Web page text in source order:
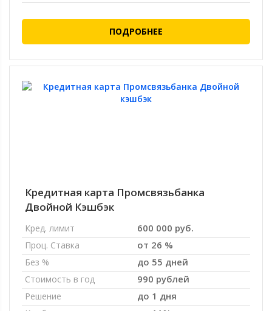
ПОДРОБНЕЕ
Кредитная карта Промсвязьбанка
Двойной Кэшбэк
Кред. лимит 600 000 руб.
Проц. Ставка от 26 %
Без % до 55 дней
Стоимость в год 990 рублей
Решение до 1 дня